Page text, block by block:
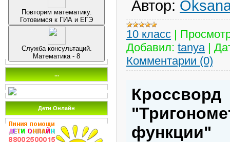
Повторим математику.
Готовимся к ГИА и ЕГЭ
Служба консультаций.
Математика - 8
...
Дети Онлайн
Автор:
10 класс |
Добавил: tanya |
Комментарии (0)
Кроссворд
функции"